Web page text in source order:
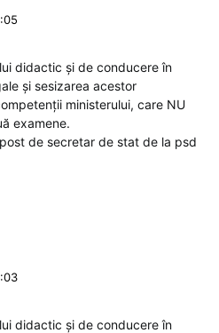
didactic și de conducere în
și sesizarea acestor
ministerului, care NU
examene.
de secretar de stat de la psd
didactic și de conducere în